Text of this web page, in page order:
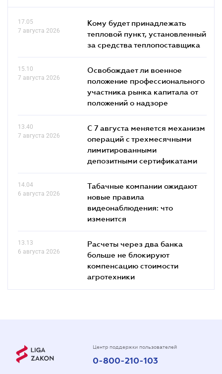
17.05
7 августа 2026
Кому будет принадлежать
тепловой пункт, установленный
за средства теплопоставщика
15.10
7 августа 2026
Освобождает ли военное
положение профессионального
участника рынка капитала от
положений о надзоре
13.40
7 августа 2026
С 7 августа меняется механизм
операций с трехмесячными
лимитированными
депозитными сертификатами
14.04
6 августа 2026
Табачные компании ожидают
новые правила
видеонаблюдения: что
изменится
13.13
6 августа 2026
Расчеты через два банка
больше не блокируют
компенсацию стоимости
агротехники
Центр поддержки пользователей
0-800-210-103